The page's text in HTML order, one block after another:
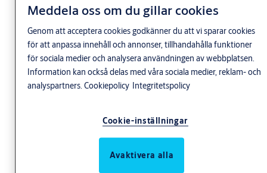
Meddela oss om du gillar cookies
Genom att acceptera cookies godkänner du att vi sparar cookies
för att anpassa innehåll och annonser, tillhandahålla funktioner
för sociala medier och analysera användningen av webbplatsen.
Information kan också delas med våra sociala medier, reklam- och
analyspartners.Cookiepolicy Integritetspolicy
Cookie-inställningar
Avaktivera alla